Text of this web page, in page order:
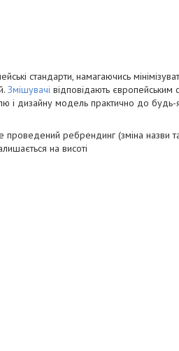
стандарти, намагаючись
Змішувачі відповідають європейським
і дизайну модель практично до будь-
ребрендинг (зміна назви
на висоті